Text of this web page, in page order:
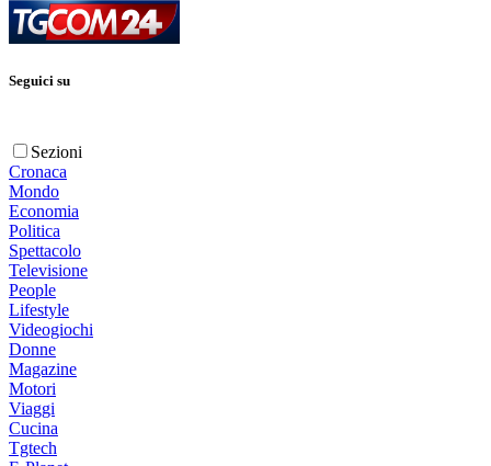
Seguici su
Sezioni
Cronaca
Mondo
Economia
Politica
Spettacolo
Televisione
People
Lifestyle
Videogiochi
Donne
Magazine
Motori
Viaggi
Cucina
Tgtech